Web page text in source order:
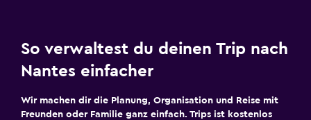
So verwaltest du deinen Trip nach
Nantes einfacher
Wir machen dir die Planung, Organisation und Reise mit
Freunden oder Familie ganz einfach. Trips ist kostenlos